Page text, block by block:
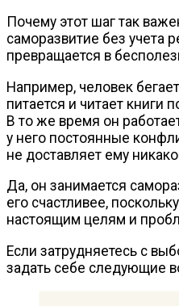
Почему этот шаг так
саморазвитие без учета
превращается в
Например, человек
питается и читает книги
В то же время он
у него постоянные
не доставляет ему
Да, он занимается
его счастливее,
настоящим целям и
Если затрудняетесь с
задать себе следующие